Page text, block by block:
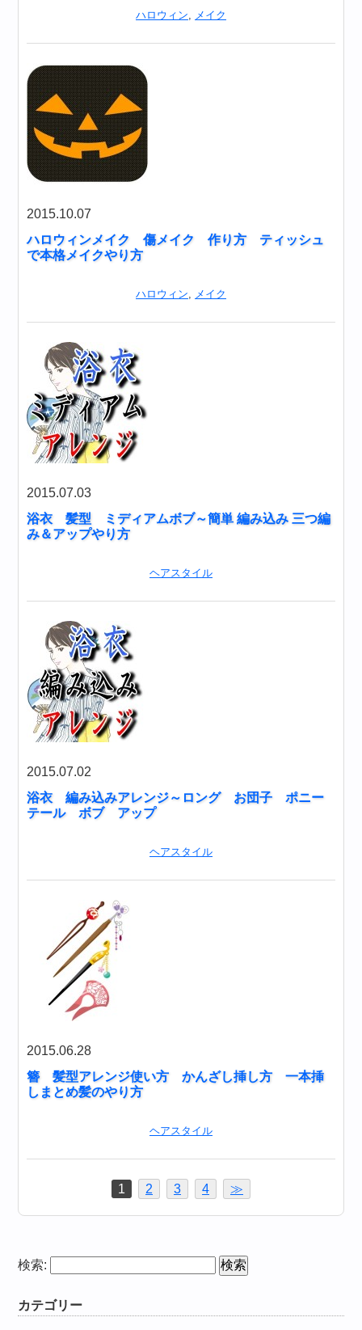
ハロウィン, メイク
2015.10.07
ハロウィンメイク 傷メイク 作り方 ティッシュ
で本格メイクやり方
ハロウィン, メイク
2015.07.03
浴衣 髪型 ミディアムボブ～簡単 編み込み 三つ編
み＆アップやり方
ヘアスタイル
2015.07.02
浴衣 編み込みアレンジ～ロング お団子 ポニー
テール ボブ アップ
ヘアスタイル
2015.06.28
簪 髪型アレンジ使い方 かんざし挿し方 一本挿
しまとめ髪のやり方
ヘアスタイル
1 2 3 4 ≫
検索:
カテゴリー